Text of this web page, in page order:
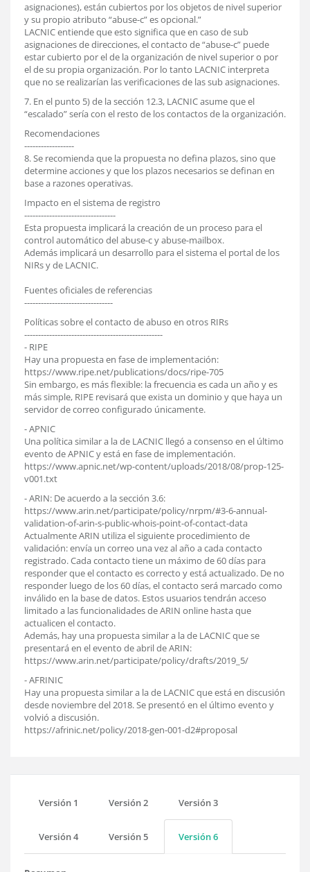
asignaciones), están cubiertos por los objetos de nivel superior
y su propio atributo “abuse-c” es opcional.”
LACNIC entiende que esto significa que en caso de sub
asignaciones de direcciones, el contacto de “abuse-c” puede
estar cubierto por el de la organización de nivel superior o por
el de su propia organización. Por lo tanto LACNIC interpreta
que no se realizarían las verificaciones de las sub asignaciones.
7. En el punto 5) de la sección 12.3, LACNIC asume que el
“escalado” sería con el resto de los contactos de la organización.
Recomendaciones
------------------
8. Se recomienda que la propuesta no defina plazos, sino que
determine acciones y que los plazos necesarios se definan en
base a razones operativas.
Impacto en el sistema de registro
---------------------------------
Esta propuesta implicará la creación de un proceso para el
control automático del abuse-c y abuse-mailbox.
Además implicará un desarrollo para el sistema el portal de los
NIRs y de LACNIC.
Fuentes oficiales de referencias
--------------------------------
Políticas sobre el contacto de abuso en otros RIRs
--------------------------------------------------
- RIPE
Hay una propuesta en fase de implementación:
https://www.ripe.net/publications/docs/ripe-705
Sin embargo, es más flexible: la frecuencia es cada un año y es
más simple, RIPE revisará que exista un dominio y que haya un
servidor de correo configurado únicamente.
- APNIC
Una política similar a la de LACNIC llegó a consenso en el último
evento de APNIC y está en fase de implementación.
https://www.apnic.net/wp-content/uploads/2018/08/prop-125-
v001.txt
- ARIN: De acuerdo a la sección 3.6:
https://www.arin.net/participate/policy/nrpm/#3-6-annual-
validation-of-arin-s-public-whois-point-of-contact-data
Actualmente ARIN utiliza el siguiente procedimiento de
validación: envía un correo una vez al año a cada contacto
registrado. Cada contacto tiene un máximo de 60 días para
responder que el contacto es correcto y está actualizado. De no
responder luego de los 60 días, el contacto será marcado como
inválido en la base de datos. Estos usuarios tendrán acceso
limitado a las funcionalidades de ARIN online hasta que
actualicen el contacto.
Además, hay una propuesta similar a la de LACNIC que se
presentará en el evento de abril de ARIN:
https://www.arin.net/participate/policy/drafts/2019_5/
- AFRINIC
Hay una propuesta similar a la de LACNIC que está en discusión
desde noviembre del 2018. Se presentó en el último evento y
volvió a discusión.
https://afrinic.net/policy/2018-gen-001-d2#proposal
Versión 1 Versión 2 Versión 3
Versión 4 Versión 5 Versión 6